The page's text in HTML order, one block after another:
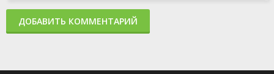
ДОБАВИТЬ КОММЕНТАРИЙ